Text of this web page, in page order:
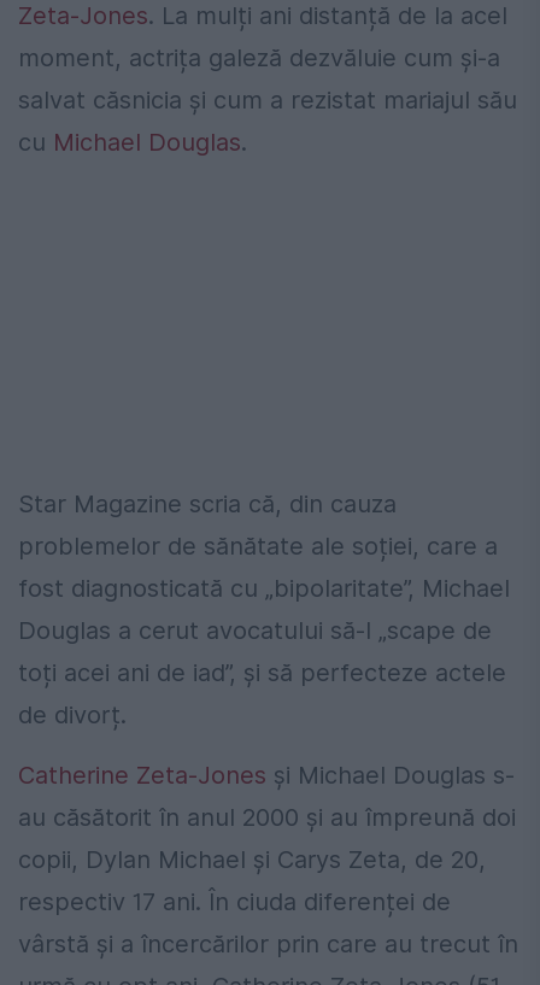
Zeta-Jones. La mulți ani distanță de la acel
moment, actrița galeză dezvăluie cum și-a
salvat căsnicia și cum a rezistat mariajul său
cu Michael Douglas.
Star Magazine scria că, din cauza
problemelor de sănătate ale soției, care a
fost diagnosticată cu „bipolaritate”, Michael
Douglas a cerut avocatului să-l „scape de
toți acei ani de iad”, și să perfecteze actele
de divorț.
Catherine Zeta-Jones și Michael Douglas s-
au căsătorit în anul 2000 și au împreună doi
copii, Dylan Michael și Carys Zeta, de 20,
respectiv 17 ani. În ciuda diferenței de
vârstă și a încercărilor prin care au trecut în